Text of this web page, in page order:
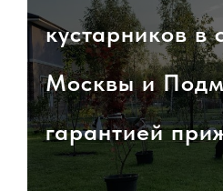
кустарников в
Москвы и
гарантией